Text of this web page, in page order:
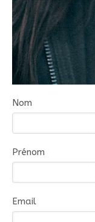
Nom
Prénom
Email